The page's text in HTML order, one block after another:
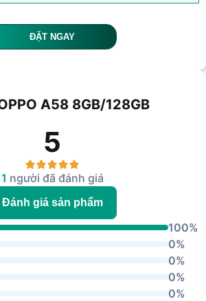
ĐẶT NGAY
A58 8GB/128GB
5
1 người đã đánh giá
Đánh giá sản phẩm
100%
0%
0%
0%
0%